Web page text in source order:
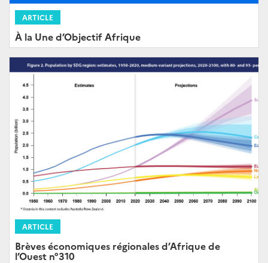
ARTICLE
À la Une d’Objectif Afrique
ARTICLE
Brèves économiques régionales d’Afrique de
l’Ouest n°310